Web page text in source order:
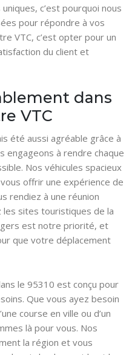
c’est pourquoi nous
pour répondre à vos
VTC, c’est opter pour un
du client et
dans
VTC
été aussi agréable grâce à
engageons à rendre chaque
Nos véhicules spacieux
offrir une expérience de
rendiez à une réunion
les sites touristiques de la
est notre priorité, et
que votre déplacement
le 95310 est conçu pour
Que vous ayez besoin
course en ville ou d’un
là pour vous. Nos
la région et vous